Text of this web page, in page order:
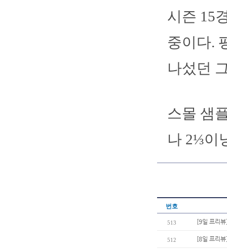
시즌 15
중이다.
나섰던
스몰 샘
나 2⅓이
번호
513 [9일 프리
512 [8일 프리